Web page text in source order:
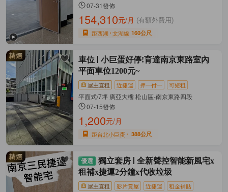
07-31發佈
154,310元/月 (有額外費用)
距西湖 文湖線 160公尺
車位
小巨蛋好停!育達南京東路室內
平面車位1200元~
屋主直租 近捷運 押一付一 可短租
平面式/7坪 廣亞大樓 松山區-南京東路四段
07-15發佈
1,200元/月
距台北小巨蛋 388公尺
獨立套房
全新聲控智能新風宅x
租補x捷運2分鐘x代收垃圾
屋主直租 影片賞屋 近捷運 租金補貼